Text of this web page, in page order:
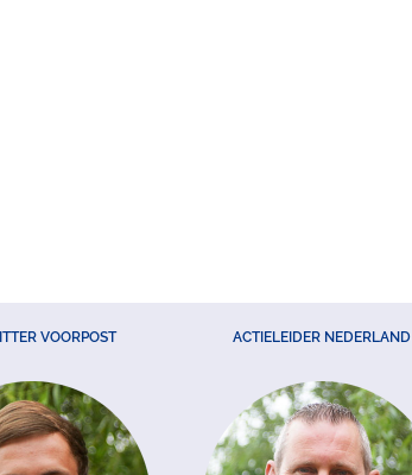
VOORPOST ACTIELEIDER NEDERLAND